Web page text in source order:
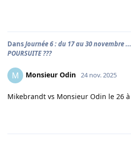
DansJournée 6 : du 17 au 30 novembre
POURSUITE ???
M Monsieur Odin 24 nov. 2025
Mikebrandt vs Monsieur Odin le 26